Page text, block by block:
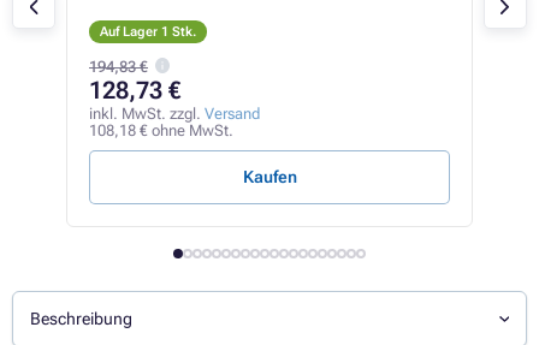
Auf Lager 1 Stk.
194,83 €
128,73 €
inkl. MwSt. zzgl. Versand
108,18 € ohne MwSt.
Kaufen
Beschreibung